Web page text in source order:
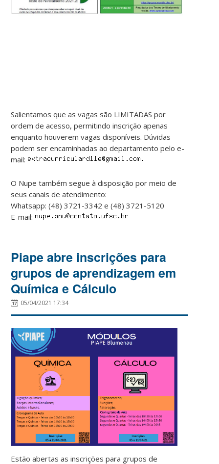
Salientamos que as vagas são LIMITADAS por
ordem de acesso, permitindo inscrição apenas
enquanto houverem vagas disponíveis. Dúvidas
podem ser encaminhadas ao departamento pelo e-
mail:
O Nupe também segue à disposição por meio de
seus canais de atendimento:
Whatsapp: (48) 3721-3342 e (48) 3721-5120
E-mail:
Piape abre inscrições para
grupos de aprendizagem em
Química e Cálculo
05/04/2021 17:34
Estão abertas as inscrições para grupos de